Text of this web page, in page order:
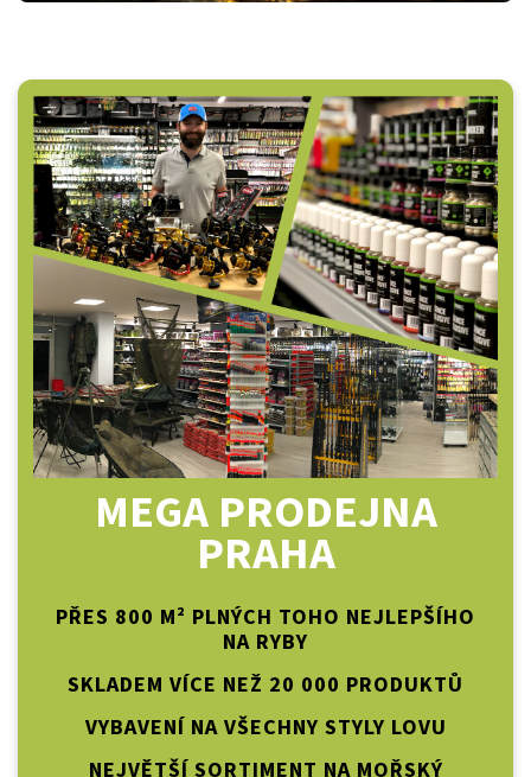
MEGA PRODEJNA
PRAHA
PŘES 800 M² PLNÝCH TOHO NEJLEPŠÍHO
NA RYBY
SKLADEM VÍCE NEŽ 20 000 PRODUKTŮ
VYBAVENÍ NA VŠECHNY STYLY LOVU
NEJVĚTŠÍ SORTIMENT NA MOŘSKÝ